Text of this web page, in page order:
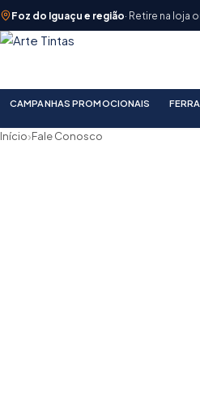
Foz do Iguaçu e região· Retire na loja
CAMPANHAS PROMOCIONAIS
Início›Fale Conosco